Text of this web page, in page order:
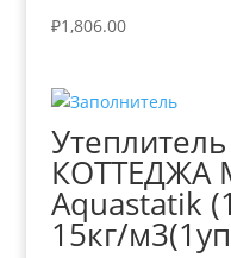
₽1,806.00
КОТТЕДЖА
Aquastatik
15кг/